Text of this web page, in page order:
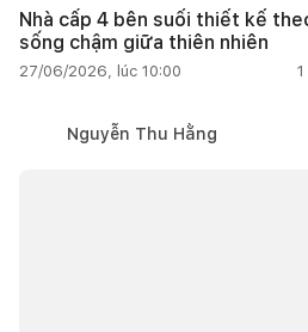
Nhà cấp 4 bên suối thiết kế
sống chậm giữa thiên nhiên
27/06/2026, lúc 10:00 1
Nguyễn Thu Hằng